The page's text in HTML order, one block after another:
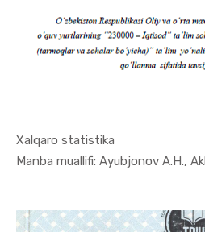
Xalqaro statistika
Manba muallifi: Ayubjonov A.H.,
In